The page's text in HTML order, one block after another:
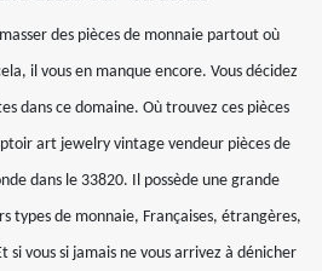
des pièces de monnaie partout où
il vous en manque encore. Vous décidez
dans ce domaine. Où trouvez ces pièces
art jewelry vintage vendeur pièces de
dans le 33820. Il possède une grande
types de monnaie, Françaises, étrangères,
vous si jamais ne vous arrivez à dénicher